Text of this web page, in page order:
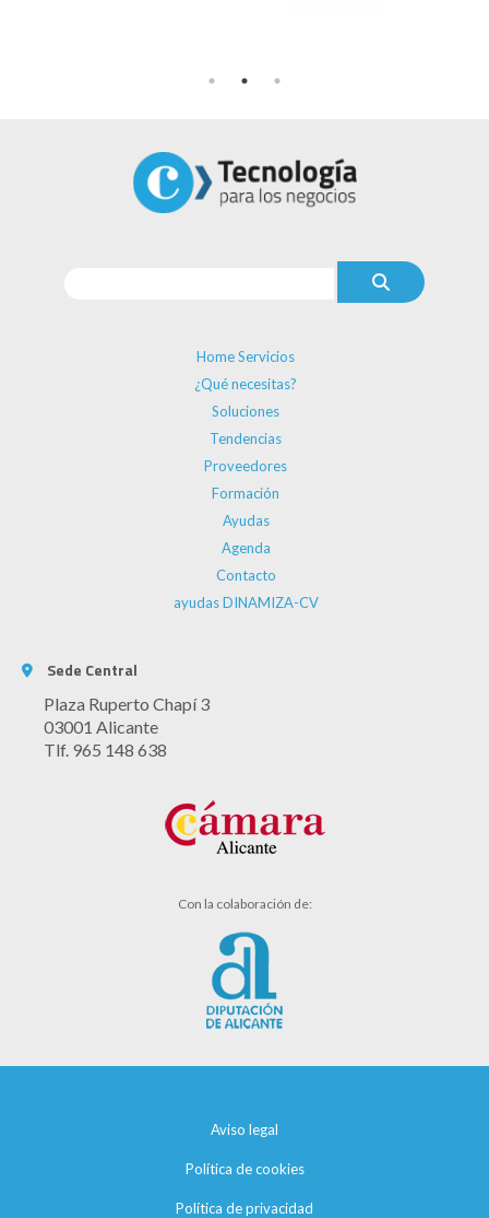
Home Servicios
¿Qué necesitas?
Soluciones
Tendencias
Proveedores
Formación
Ayudas
Agenda
Contacto
ayudas DINAMIZA-CV
Sede Central
Plaza Ruperto Chapí 3
03001 Alicante
Tlf. 965 148 638
Con la colaboración de:
Aviso legal
Política de cookies
Política de privacidad